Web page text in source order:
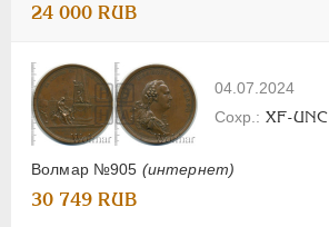
24 000 RUB
04.07.2024
Волмар №905 (интернет)
XF-UNC
30 749 RUB